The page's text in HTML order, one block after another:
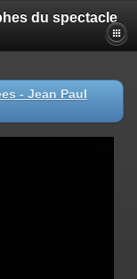
du spectacle
- Jean Paul